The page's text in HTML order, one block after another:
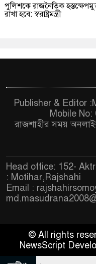
পুলিশকে রাজনৈতিক
রাখা হবে: স্বরাষ্ট্রমন্ত্রী
Publisher & Editor
Mobile No:
রাজশাহীর সময়
Head office: 152-
: Motihar,Rajshahi
Email :
© All rights
NewsScript